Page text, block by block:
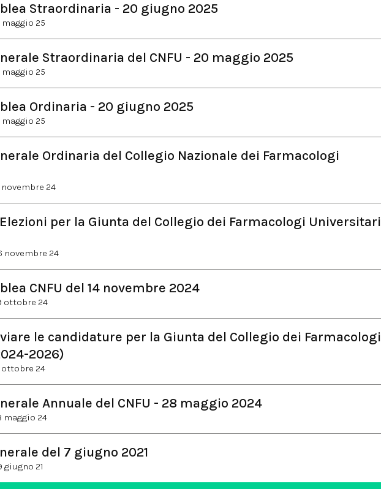
Straordinaria - 20 giugno 2025
25
Straordinaria del CNFU - 20 maggio 2025
25
Ordinaria - 20 giugno 2025
25
Ordinaria del Collegio Nazionale dei Farmacologi
24
per la Giunta del Collegio dei Farmacologi Universitari
novembre 24
CNFU del 14 novembre 2024
ottobre 24
le candidature per la Giunta del Collegio dei Farmacologi
2026)
ottobre 24
Annuale del CNFU - 28 maggio 2024
maggio 24
del 7 giugno 2021
21